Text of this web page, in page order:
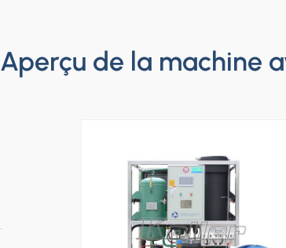
Aperçu de la machine